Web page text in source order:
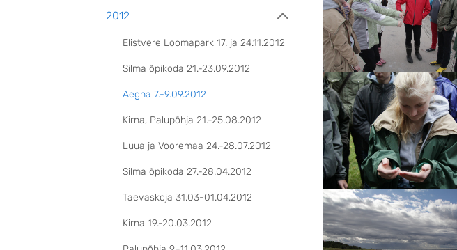
2012
Elistvere Loomapark 17. ja 24.11.2012
Silma õpikoda 21.-23.09.2012
Aegna 7.-9.09.2012
Kirna, Palupõhja 21.-25.08.2012
Luua ja Vooremaa 24.-28.07.2012
Silma õpikoda 27.-28.04.2012
Taevaskoja 31.03-01.04.2012
Kirna 19.-20.03.2012